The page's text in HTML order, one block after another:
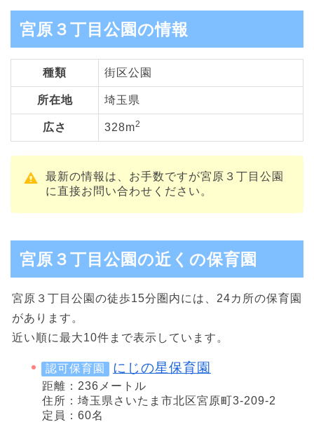
宮原３丁目公園の情報
種類 街区公園
所在地 埼玉県
広さ 328m2
最新の情報は、お手数ですが宮原３丁目公園
に直接お問い合わせください。
宮原３丁目公園の近くの保育園
宮原３丁目公園の徒歩15分圏内には、24カ所の保育園
があります。
近い順に最大10件まで表示しています。
認可保育園 にじの星保育園
距離：236メートル
住所：埼玉県さいたま市北区宮原町3-209-2
定員：60名